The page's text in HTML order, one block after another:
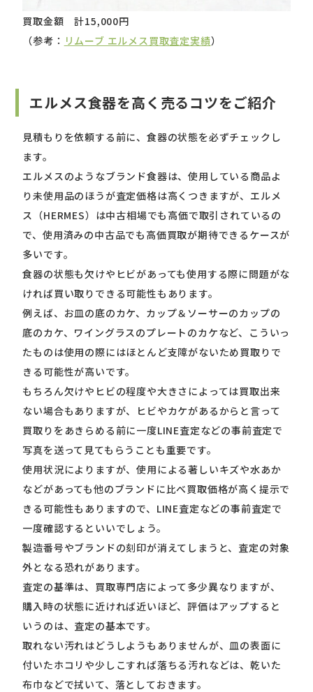
買取金額 計15,000円
（参考： リムーブ エルメス買取査定実績）
エルメス食器を高く売るコツをご紹介
見積もりを依頼する前に、食器の状態を必ずチェックし
ます。
エルメスのようなブランド食器は、使用している商品よ
り未使用品のほうが査定価格は高くつきますが、エルメ
ス（HERMES）は中古相場でも高価で取引されているの
で、使用済みの中古品でも高価買取が期待できるケースが
多いです。
食器の状態も欠けやヒビがあっても使用する際に問題がな
ければ買い取りできる可能性もあります。
例えば、お皿の底のカケ、カップ＆ソーサーのカップの
底のカケ、ワイングラスのプレートのカケなど、こういっ
たものは使用の際にはほとんど支障がないため買取りで
きる可能性が高いです。
もちろん欠けやヒビの程度や大きさによっては買取出来
ない場合もありますが、ヒビやカケがあるからと言って
買取りをあきらめる前に一度LINE査定などの事前査定で
写真を送って見てもらうことも重要です。
使用状況によりますが、使用による著しいキズや水あか
などがあっても他のブランドに比べ買取価格が高く提示で
きる可能性もありますので、LINE査定などの事前査定で
一度確認するといいでしょう。
製造番号やブランドの刻印が消えてしまうと、査定の対象
外となる恐れがあります。
査定の基準は、買取専門店によって多少異なりますが、
購入時の状態に近ければ近いほど、評価はアップすると
いうのは、査定の基本です。
取れない汚れはどうしようもありませんが、皿の表面に
付いたホコリや少しこすれば落ちる汚れなどは、乾いた
布巾などで拭いて、落としておきます。